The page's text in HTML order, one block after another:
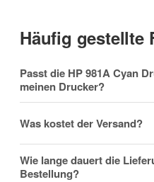
Häufig gestellte
Passt die HP 981A Cyan
meinen Drucker?
Was kostet der Versand?
Wie lange dauert die
Bestellung?